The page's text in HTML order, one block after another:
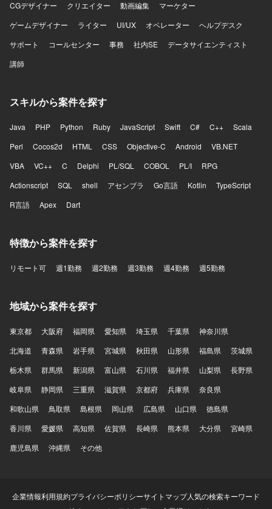
CGデザイナー
クリエイター 動画編集
マーケター
ゲームデザイナー
ライター UI/UX オペレーター
ヘルプデスク
サポート
コールセンター 事務 社内SE
データサイエンティスト
講師
スキルから案件を探す
Java PHP Python Ruby JavaScript Swift C# C++
Scala
Perl
Cocos2d HTML CSS Objective-C Android
VB.NET
VBA
VC++ C Delphi PL/SQL COBOL PL/I
RPG
Actionscript
SQL shell アセンブラ Go言語 Kotlin
TypeScript
R言語
Apex Dart
特徴から案件を探す
リモート可 週1勤務 週2勤務 週3勤務 週4勤務 週5勤務
地域から案件を探す
東京都 大阪府 福岡県 愛知県 埼玉県 千葉県
神奈川県
北海道
青森県 岩手県 宮城県 秋田県 山形県 福島県
茨城県
栃木県
群馬県 新潟県 富山県 石川県 福井県 山梨県
長野県
岐阜県
静岡県 三重県 滋賀県 京都府 兵庫県
奈良県
和歌山県
鳥取県 島根県 岡山県 広島県 山口県
徳島県
香川県
愛媛県 高知県 佐賀県 長崎県 熊本県 大分県
宮崎県
鹿児島県
沖縄県 その他
企業情報利用規約プライバシーポリシーサイトマップ人気の検索キーワード